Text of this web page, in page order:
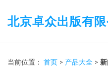
北京卓众出版有
当前位置： 首页 > 产品大全 >